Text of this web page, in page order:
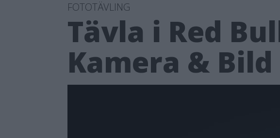
FOTOTÄVLING
Tävla i Red
Kamera &